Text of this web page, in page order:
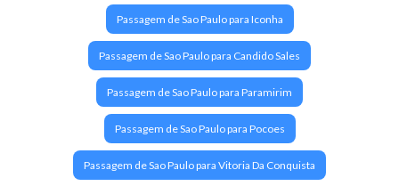
Passagem de Sao Paulo para Iconha
Passagem de Sao Paulo para Candido Sales
Passagem de Sao Paulo para Paramirim
Passagem de Sao Paulo para Pocoes
Passagem de Sao Paulo para Vitoria Da Conquista